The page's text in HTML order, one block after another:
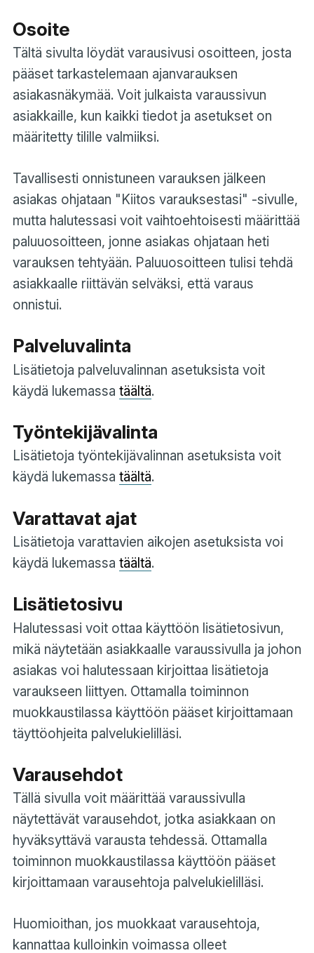
Osoite
Tältä sivulta löydät varausivusi osoitteen, josta
pääset tarkastelemaan ajanvarauksen
asiakasnäkymää. Voit julkaista varaussivun
asiakkaille, kun kaikki tiedot ja asetukset on
määritetty tilille valmiiksi.
Tavallisesti onnistuneen varauksen jälkeen
asiakas ohjataan "Kiitos varauksestasi" -sivulle,
mutta halutessasi voit vaihtoehtoisesti määrittää
paluuosoitteen, jonne asiakas ohjataan heti
varauksen tehtyään. Paluuosoitteen tulisi tehdä
asiakkaalle riittävän selväksi, että varaus
onnistui.
Palveluvalinta
Lisätietoja palveluvalinnan asetuksista voit
käydä lukemassa täältä.
Työntekijävalinta
Lisätietoja työntekijävalinnan asetuksista voit
käydä lukemassa täältä.
Varattavat ajat
Lisätietoja varattavien aikojen asetuksista voi
käydä lukemassa täältä.
Lisätietosivu
Halutessasi voit ottaa käyttöön lisätietosivun,
mikä näytetään asiakkaalle varaussivulla ja johon
asiakas voi halutessaan kirjoittaa lisätietoja
varaukseen liittyen. Ottamalla toiminnon
muokkaustilassa käyttöön pääset kirjoittamaan
täyttöohjeita palvelukielilläsi.
Varausehdot
Tällä sivulla voit määrittää varaussivulla
näytettävät varausehdot, jotka asiakkaan on
hyväksyttävä varausta tehdessä. Ottamalla
toiminnon muokkaustilassa käyttöön pääset
kirjoittamaan varausehtoja palvelukielilläsi.
Huomioithan, jos muokkaat varausehtoja,
kannattaa kulloinkin voimassa olleet